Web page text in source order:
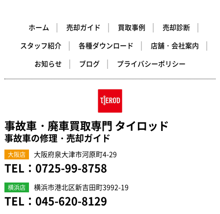
ホーム 売却ガイド 買取事例
売却診断
スタッフ紹介
各種ダウンロード
店舗・会社案内
お知らせ
ブログ プライバシーポリシー
事故車・廃車買取専門 タイロッド
事故車の修理・売却ガイド
大阪店 大阪府泉大津市河原町4-29
TEL： 0725-99-8758
横浜店 横浜市港北区新吉田町3992-19
TEL： 045-620-8129